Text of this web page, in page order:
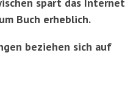
spart das Internet
Buch erheblich.
beziehen sich auf